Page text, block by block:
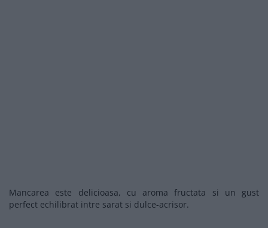
Mancarea este delicioasa, cu aroma fructata si un gust
perfect echilibrat intre sarat si dulce-acrisor.